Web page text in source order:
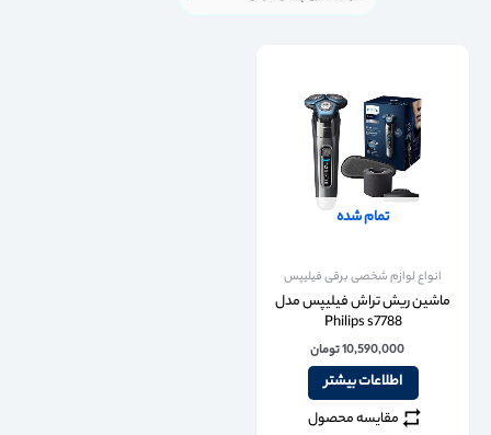
تمام شده
انواع لوازم شخصی برقی فیلیپس
ماشین ریش تراش فیلیپس مدل
Philips s7788
10,590,000تومان
اطلاعات بیشتر
مقایسه محصول